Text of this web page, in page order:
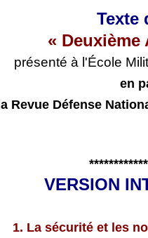
Texte
« Deuxième
présenté à l'École
en
la Revue Défense
VERSION
1. La sécurité et les